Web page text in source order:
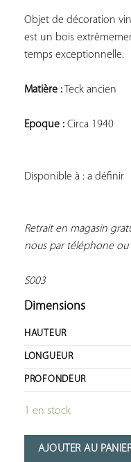
Objet de décoration
est un bois
temps exceptionnelle.
Matière : Teck ancien
Epoque : Circa 1940
Disponible à : a définir
Retrait en magasin
nous par téléphone ou
S003
Dimensions
HAUTEUR
LONGUEUR
PROFONDEUR
1 en stock
AJOUTER AU